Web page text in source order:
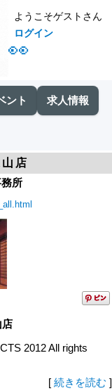
👀
ようこそゲストさん
ログイン
ント 求人情報
店
所
店
2012 All rights
[ 続きを読む ]